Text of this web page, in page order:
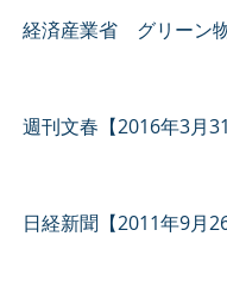
経済産業省 グリーン
週刊文春【2016年3月
日経新聞【2011年9月